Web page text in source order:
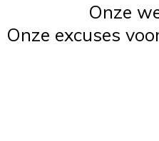
Onze
Onze excuses